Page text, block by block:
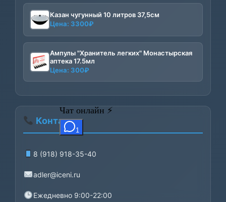
Казан чугунный 10 литров 37,5см
Цена: 3300₽
Ампулы "Хранитель легких" Монастырская
аптека 17.5мл
Цена: 300₽
Контакты
8 (918) 918-35-40
adler@iceni.ru
Ежедневно 9:00-22:00